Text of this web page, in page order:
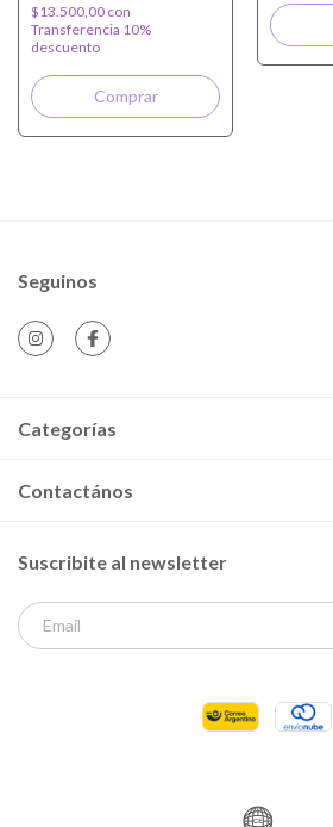
$13.500,00 con
Transferencia 10%
descuento
Comprar
Seguinos
Categorías
Contactános
Suscribite al newsletter